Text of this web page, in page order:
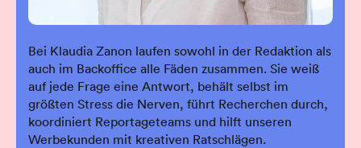
Bei Klaudia Zanon laufen sowohl in der Redaktion als
auch im Backoffice alle Fäden zusammen. Sie weiß
auf jede Frage eine Antwort, behält selbst im
größten Stress die Nerven, führt Recherchen durch,
koordiniert Reportageteams und hilft unseren
Werbekunden mit kreativen Ratschlägen.